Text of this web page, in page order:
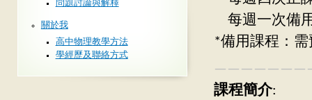
每週一次備
*備用課程：
課程簡介:
問題討論與解釋
關於我
高中物理教學方法
學經歷及聯絡方式